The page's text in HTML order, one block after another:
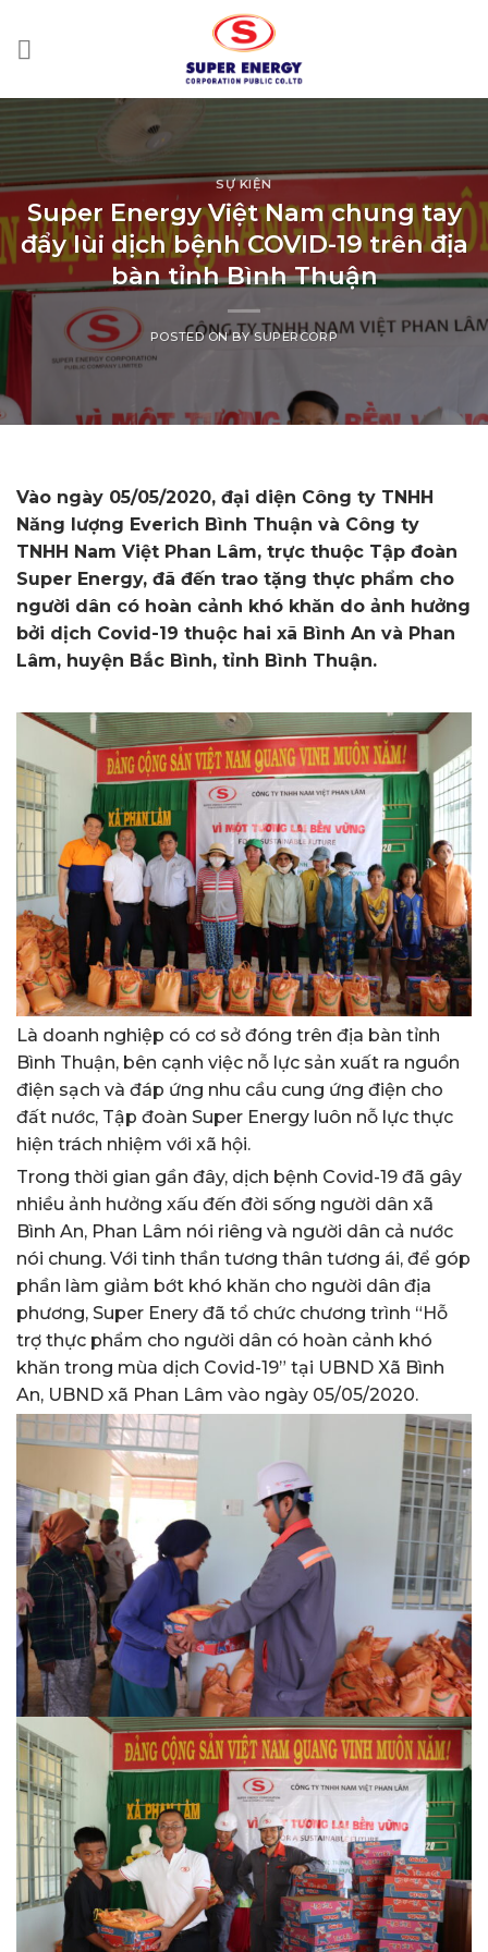
to
SỰ KIỆN
Super Energy Việt Nam chung tay
đẩy lùi dịch bệnh COVID-19 trên địa
bàn tỉnh Bình Thuận
POSTED ONBYSUPERCORP
Vào ngày 05/05/2020, đại diện Công ty TNHH
Năng lượng Everich Bình Thuận và Công ty
TNHH Nam Việt Phan Lâm, trực thuộc Tập đoàn
Super Energy, đã đến trao tặng thực phẩm cho
người dân có hoàn cảnh khó khăn do ảnh hưởng
bởi dịch Covid-19 thuộc hai xã Bình An và Phan
Lâm, huyện Bắc Bình, tỉnh Bình Thuận.
Là doanh nghiệp có cơ sở đóng trên địa bàn tỉnh
Bình Thuận, bên cạnh việc nỗ lực sản xuất ra nguồn
điện sạch và đáp ứng nhu cầu cung ứng điện cho
đất nước, Tập đoàn Super Energy luôn nỗ lực thực
hiện trách nhiệm với xã hội.
Trong thời gian gần đây, dịch bệnh Covid-19 đã gây
nhiều ảnh hưởng xấu đến đời sống người dân xã
Bình An, Phan Lâm nói riêng và người dân cả nước
nói chung. Với tinh thần tương thân tương ái, để góp
phần làm giảm bớt khó khăn cho người dân địa
phương, Super Enery đã tổ chức chương trình “Hỗ
trợ thực phẩm cho người dân có hoàn cảnh khó
khăn trong mùa dịch Covid-19” tại UBND Xã Bình
An, UBND xã Phan Lâm vào ngày 05/05/2020.